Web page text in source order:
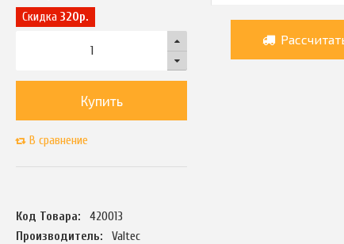
Скидка320р.
Купить
В сравнение
Код Товара:
420013
Производитель:
Valtec